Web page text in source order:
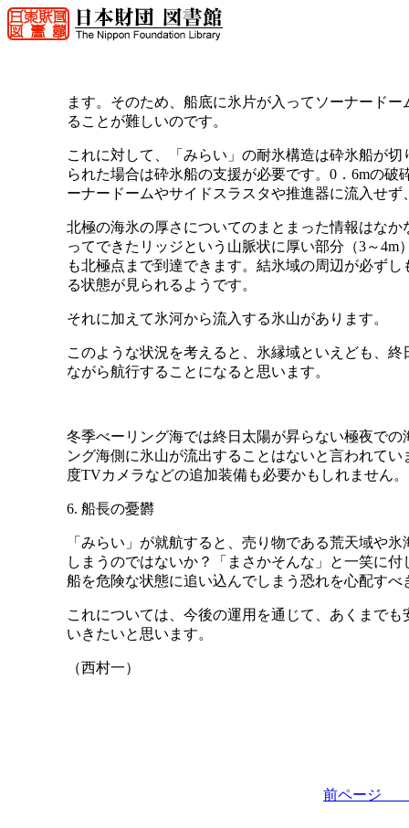
ます。そのため、船底に氷片が入ってソーナード
ることが難しいのです。
これに対して、「みらい」の耐氷構造は砕氷船が
られた場合は砕氷船の支援が必要です。0．6mの
ーナードームやサイドスラスタや推進器に流入せ
北極の海氷の厚さについてのまとまった情報はな
ってできたリッジという山脈状に厚い部分（3～
も北極点まで到達できます。結氷域の周辺が必ず
る状態が見られるようです。
それに加えて氷河から流入する氷山があります。
このような状況を考えると、氷縁域といえども、
ながら航行することになると思います。
冬季べーリング海では終日太陽が昇らない極夜で
ング海側に氷山が流出することはないと言われて
度TVカメラなどの追加装備も必要かもしれません。
6. 船長の憂欝
「みらい」が就航すると、売り物である荒天域や
しまうのではないか？「まさかそんな」と一笑に
船を危険な状態に追い込んでしまう恐れを心配すべ
これについては、今後の運用を通じて、あくまで
いきたいと思います。
（西村一）
前ペー